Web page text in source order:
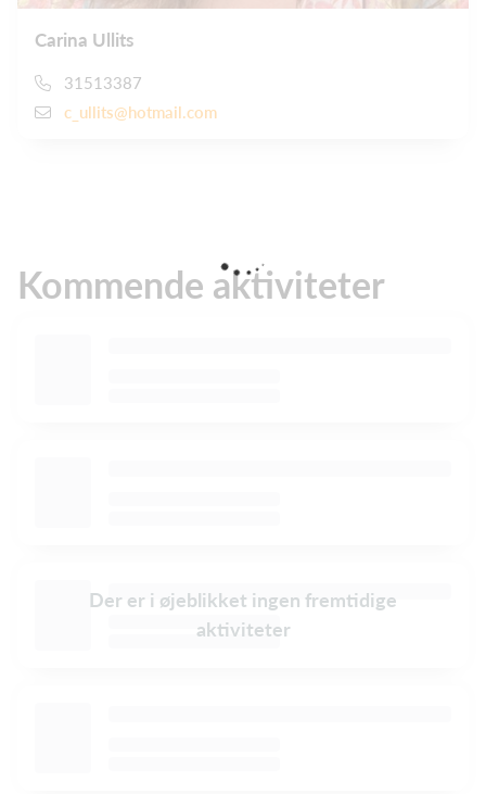
Carina Ullits
31513387
c_ullits@hotmail.com
Kommende aktiviteter
Der er i øjeblikket ingen fremtidige
aktiviteter